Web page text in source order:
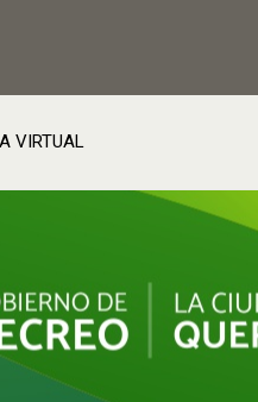
VIRTUAL